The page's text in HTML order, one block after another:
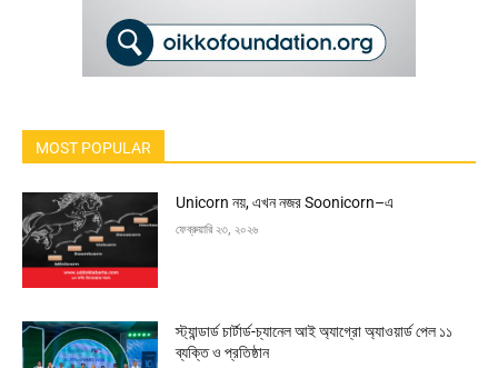
MOST POPULAR
Unicorn নয়, এখন নজর Soonicorn–এ
ফেব্রুয়ারি ২৩, ২০২৬
স্ট্যান্ডার্ড চার্টার্ড-চ্যানেল আই অ্যাগ্রো অ্যাওয়ার্ড পেল ১১
ব্যক্তি ও প্রতিষ্ঠান